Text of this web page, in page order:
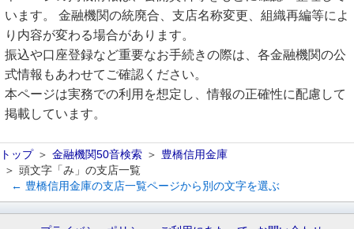
います。 金融機関の統廃合、支店名称変更、組織再編等によ
り内容が変わる場合があります。
振込や口座登録など重要なお手続きの際は、各金融機関の公
式情報もあわせてご確認ください。
本ページは実務での利用を想定し、情報の正確性に配慮して
掲載しています。
トップ 金融機関50音検索
豊橋信用金庫
頭文字「み」の支店一覧
← 豊橋信用金庫の支店一覧ページから別の文字を選ぶ